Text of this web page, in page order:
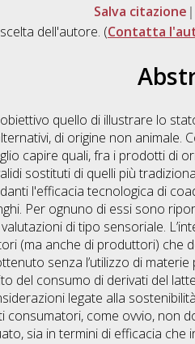
Salva citazione
dell'autore. (Contatta
quello di illustrare lo
di origine non
capire quali, fra i prodotti di
sostituti di quelli più
l'efficacia tecnologica di
Per ognuno di essi sono
di tipo sensoriale.
(ma anche di produttori) che
senza l’utilizzo di
del consumo di derivati del
legate alla
consumatori, come ovvio, non
sia in termini di efficacia